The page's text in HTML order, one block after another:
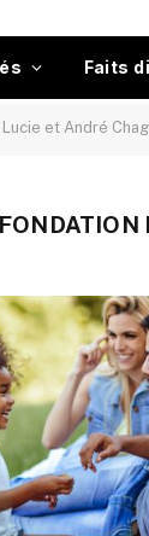
Faits
et André
FONDATION